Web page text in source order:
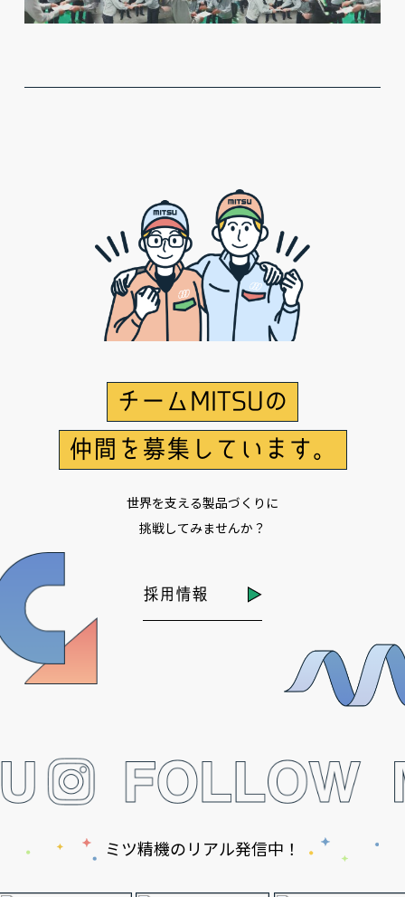
チームMITSUの
仲間を募集しています。
世界を支える製品づくりに
挑戦してみませんか？
採用情報
ミツ精機のリアル発信中！